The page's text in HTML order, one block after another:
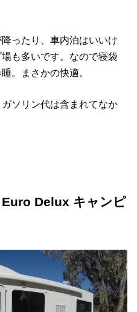
ったり、車内泊はいいけ
も多いです。なので寝袋
。まさかの快適。
ソリン代は含まれてなか
Delux キャンピ